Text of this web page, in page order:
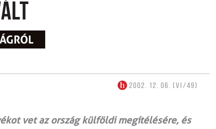
2002. 12. 06. (VI/49)
vet az ország külföldi megítélésére, és